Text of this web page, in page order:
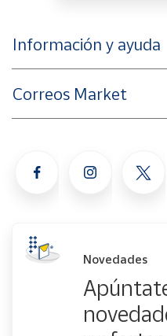
Información y ayuda
Correos Market
Novedades